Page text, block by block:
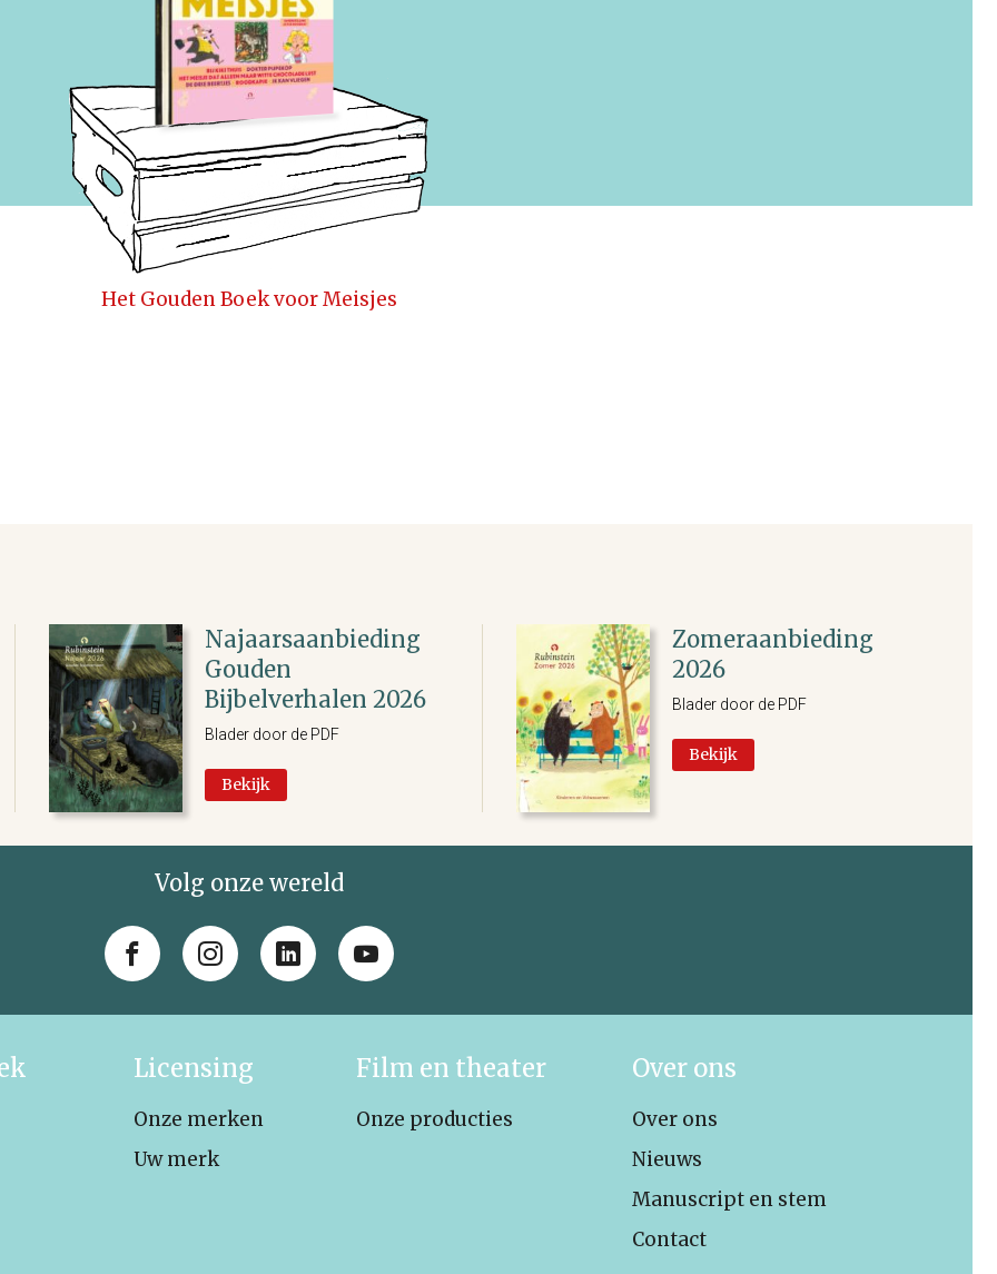
Het Gouden Boek voor Meisjes
Najaarsaanbieding
Gouden
Bijbelverhalen 2026
Blader door de PDF
Bekijk
Zomeraanbieding
2026
Blader door de PDF
Bekijk
Volg onze wereld
Licensing
Onze merken
Uw merk
Film en theater
Onze producties
Over ons
Over ons
Nieuws
Manuscript en stem
Contact